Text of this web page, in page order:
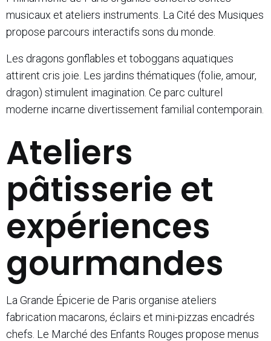
musicaux et ateliers instruments. La Cité des Musiques
propose parcours interactifs sons du monde.
Les dragons gonflables et toboggans aquatiques
attirent cris joie. Les jardins thématiques (folie, amour,
dragon) stimulent imagination. Ce parc culturel
moderne incarne divertissement familial contemporain.
Ateliers
pâtisserie et
expériences
gourmandes
La Grande Épicerie de Paris organise ateliers
fabrication macarons, éclairs et mini-pizzas encadrés
chefs. Le Marché des Enfants Rouges propose menus